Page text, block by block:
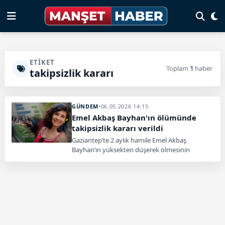
ETIKET
takipsizlik kararı Toplam 1 haber
GÜNDEM•06.05.2026 14:15
Emel Akbaş Bayhan'ın ölümünde
takipsizlik kararı verildi
Gaziantep’te 2 aylık hamile Emel Akbaş
Bayhan’ın yüksekten düşerek ölmesinin